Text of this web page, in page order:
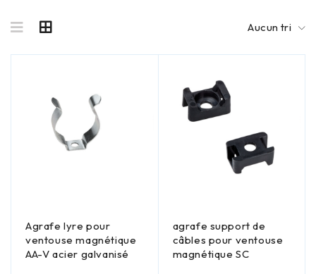
Aucun tri
Agrafe lyre pour
ventouse magnétique
AA-V acier galvanisé
agrafe support de
câbles pour ventouse
magnétique SC